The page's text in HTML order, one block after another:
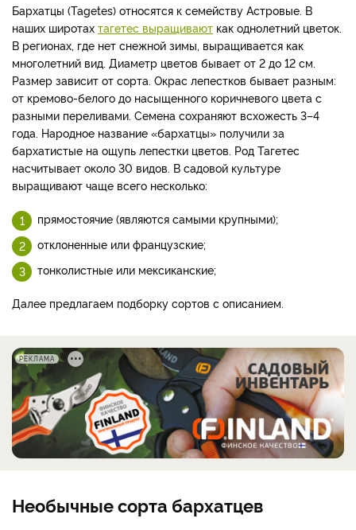
Бархатцы (Tagetes) относятся к семейству Астровые. В
наших широтах тагетес выращивают как однолетний цветок.
В регионах, где нет снежной зимы, выращивается как
многолетний вид. Диаметр цветов бывает от 2 до 12 см.
Размер зависит от сорта. Окрас лепестков бывает разным:
от кремово-белого до насыщенного коричневого цвета с
разными переливами. Семена сохраняют всхожесть 3–4
года. Народное название «бархатцы» получили за
бархатистые на ощупь лепестки цветов. Род Тагетес
насчитывает около 30 видов. В садовой культуре
выращивают чаще всего несколько:
прямостоячие (являются самыми крупными);
отклоненные или французские;
тонколистные или мексиканские;
Далее предлагаем подборку сортов с описанием.
РЕКЛАМА
Необычные сорта бархатцев